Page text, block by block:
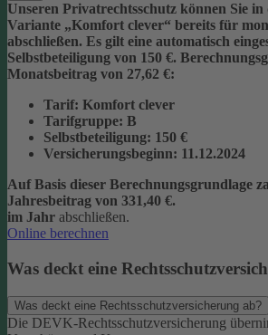
Unseren Privatrechtsschutz können Sie
Variante „Komfort clever“ bereits für
abschließen. Es gilt eine automatisch
Selbstbeteiligung von 150 €.
Monatsbeitrag von 27,62 €:
Tarif: Komfort clever
Tarifgruppe: B
Selbstbeteiligung: 150 €
Versicherungsbeginn: 11.12.2024
Auf Basis dieser Berechnungsgrundlage
Jahresbeitrag von 331,40 €.
im Jahr abschließen.
Online berechnen
Was deckt eine
Was deckt eine Rechtsschutzversicherung ab?
Die DEVK-Rechtsschutzversicherung